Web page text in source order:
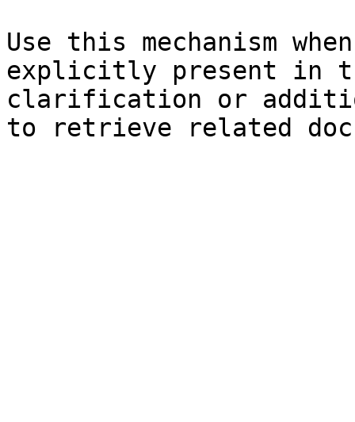
Use this mechanism
explicitly present in
clarification or